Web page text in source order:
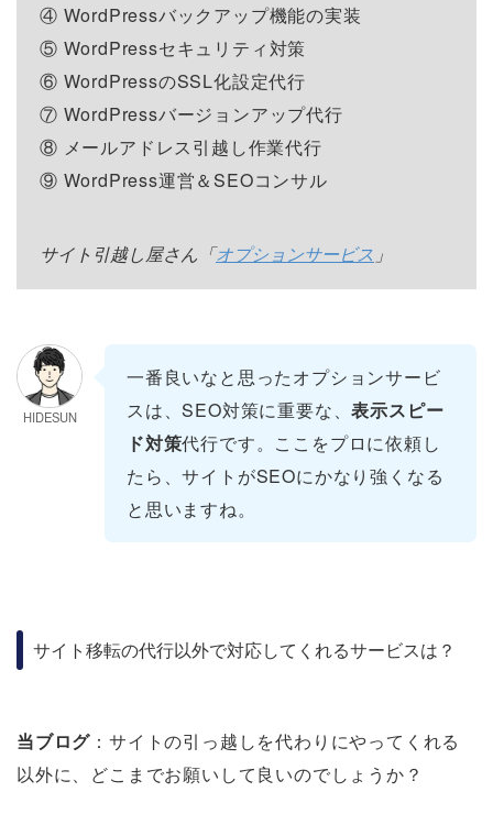
④ WordPressバックアップ機能の実装
⑤ WordPressセキュリティ対策
⑥ WordPressのSSL化設定代行
⑦ WordPressバージョンアップ代行
⑧ メールアドレス引越し作業代行
⑨ WordPress運営＆SEOコンサル
サイト引越し屋さん「オプションサービス 」
HIDESUN
一番良いなと思ったオプションサービ
スは、SEO対策に重要な、表示スピー
ド対策代行です。ここをプロに依頼し
たら、サイトがSEOにかなり強くなる
と思いますね。
サイト移転の代行以外で対応してくれるサービスは？
当ブログ ：サイトの引っ越しを代わりにやってくれる
以外に、どこまでお願いして良いのでしょうか？